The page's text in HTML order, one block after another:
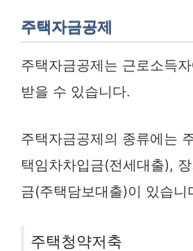
주택자금공제
주택자금공제는 근로소득
받을 수 있습니다.
주택자금공제의 종류에는
택임차차입금(전세대출),
금(주택담보대출)이 있습니
주택청약저축